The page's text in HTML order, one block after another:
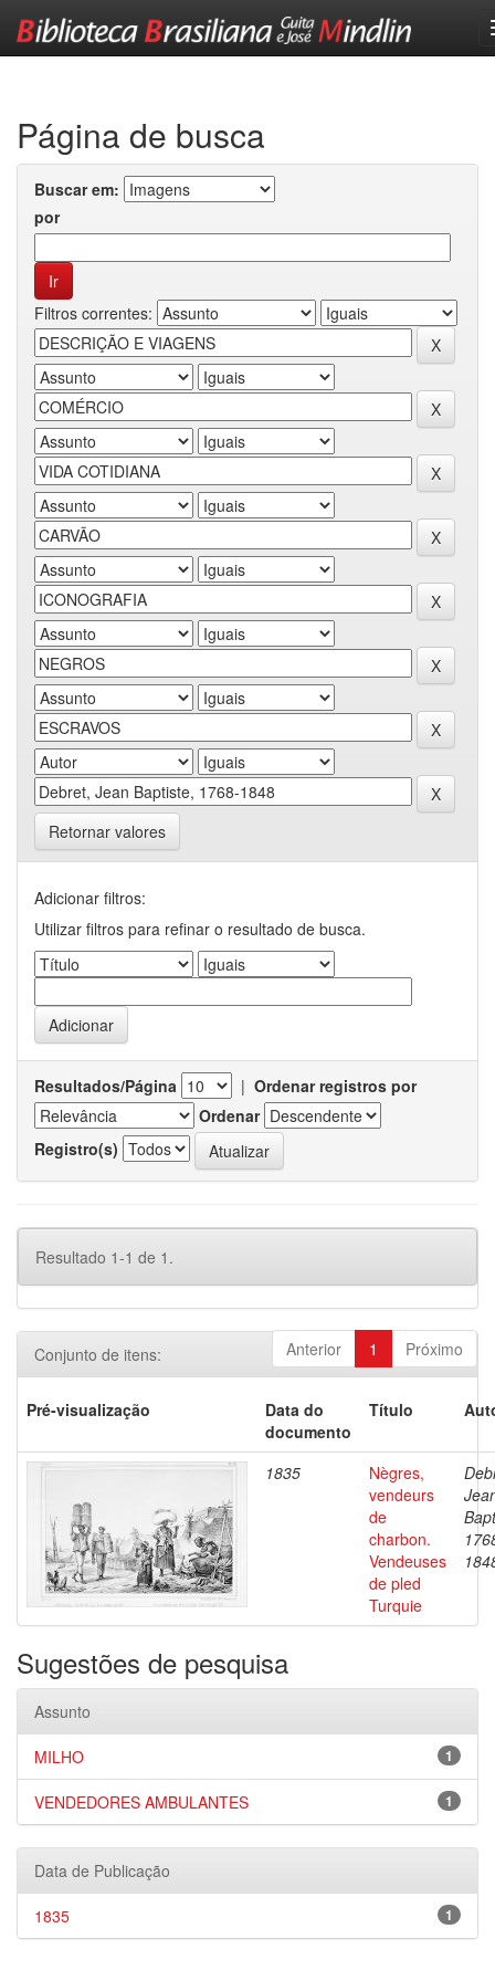
Página de busca
Buscar em:
por
Filtros correntes:
Retornar valores
Adicionar filtros:
Utilizar filtros para refinar o resultado de busca.
Resultados/Página | Ordenar registros por
Ordenar
Registro(s)
Resultado 1-1 de 1.
Anterior 1 Próximo
Conjunto de itens:
Pré-visualização
Data do
documento
Título
1835
Nègres,
vendeurs
de
charbon.
Vendeuses
de pled
Turquie
Sugestões de pesquisa
Assunto
1
MILHO
1
VENDEDORES AMBULANTES
Data de Publicação
1
1835